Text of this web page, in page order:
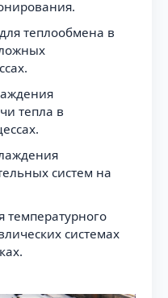
теплообмена в
тепла в
систем на
системах